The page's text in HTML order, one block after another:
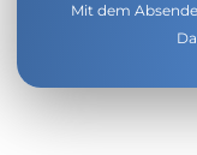
Mit dem